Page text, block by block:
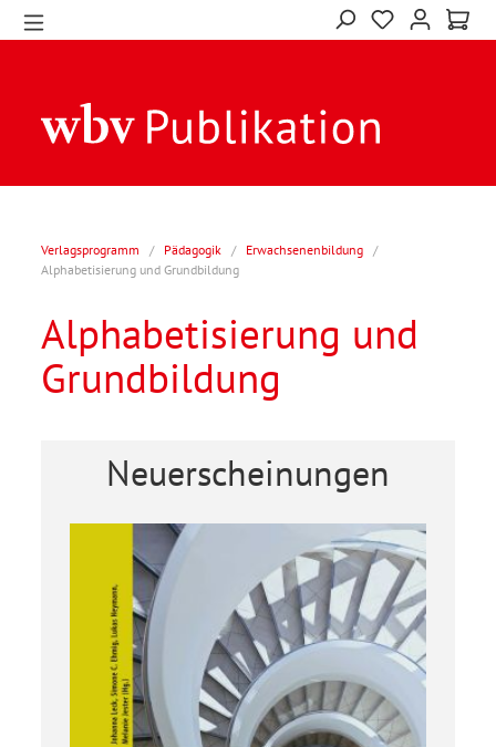
Verlagsprogramm / Pädagogik / Erwachsenenbildung /
Alphabetisierung und Grundbildung
Alphabetisierung und
Grundbildung
Neuerscheinungen